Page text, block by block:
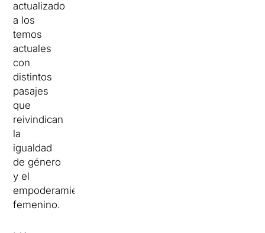
actualizado
a los
temos
actuales
con
distintos
pasajes
que
reivindican
la
igualdad
de género
y el
empoderamiento
femenino.